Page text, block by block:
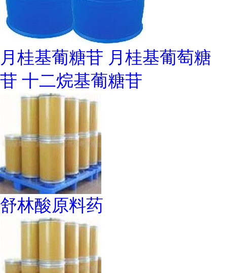
月桂基葡糖苷 月桂基葡萄糖
苷 十二烷基葡糖苷
舒林酸原料药